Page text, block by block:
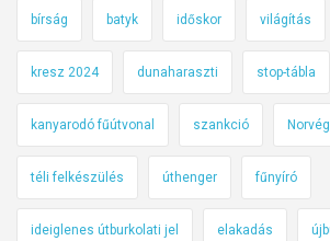
bírság batyk időskor világítás
kresz 2024 dunaharaszti stop-tábla
kanyarodó fűútvonal szankció
téli felkészülés úthenger fűnyíró
ideiglenes útburkolati jel elakadás